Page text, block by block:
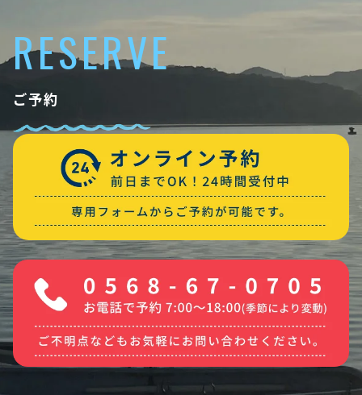
RESERVE
ご予約